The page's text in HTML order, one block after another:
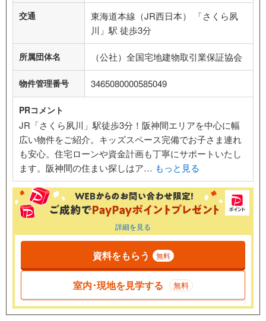
交通
東海道本線（JR西日本） 「さくら夙
川」駅 徒歩3分
所属団体名 （公社）全国宅地建物取引業保証協会
物件管理番号 3465080000585049
PRコメント
JR「さくら夙川」駅徒歩3分！阪神間エリアを中心に幅
広い物件をご紹介。キッズスペース完備でお子さま連れ
も安心。住宅ローンや資金計画も丁寧にサポートいたし
ます。阪神間の住まい探しはア… もっと見る
詳細を見る
資料をもらう 無料
室内･現地を見学する 無料